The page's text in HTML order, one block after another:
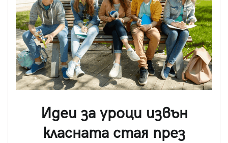
Идеи за уроци извън
класната стая през